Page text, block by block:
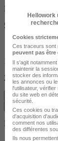
Dans un rayon de
50km
10km
200km
Effacer
Durée de la
Hellowork
Cookies
Ces traceurs sont
peuvent pas être
Il s'agit notamment
maintenir la
stocker des
les annonces ou
l'utilisateur,
du site web en
sécurité.
Ces cookies ou
d'acquisition
comment nos
des différentes
Ils nous